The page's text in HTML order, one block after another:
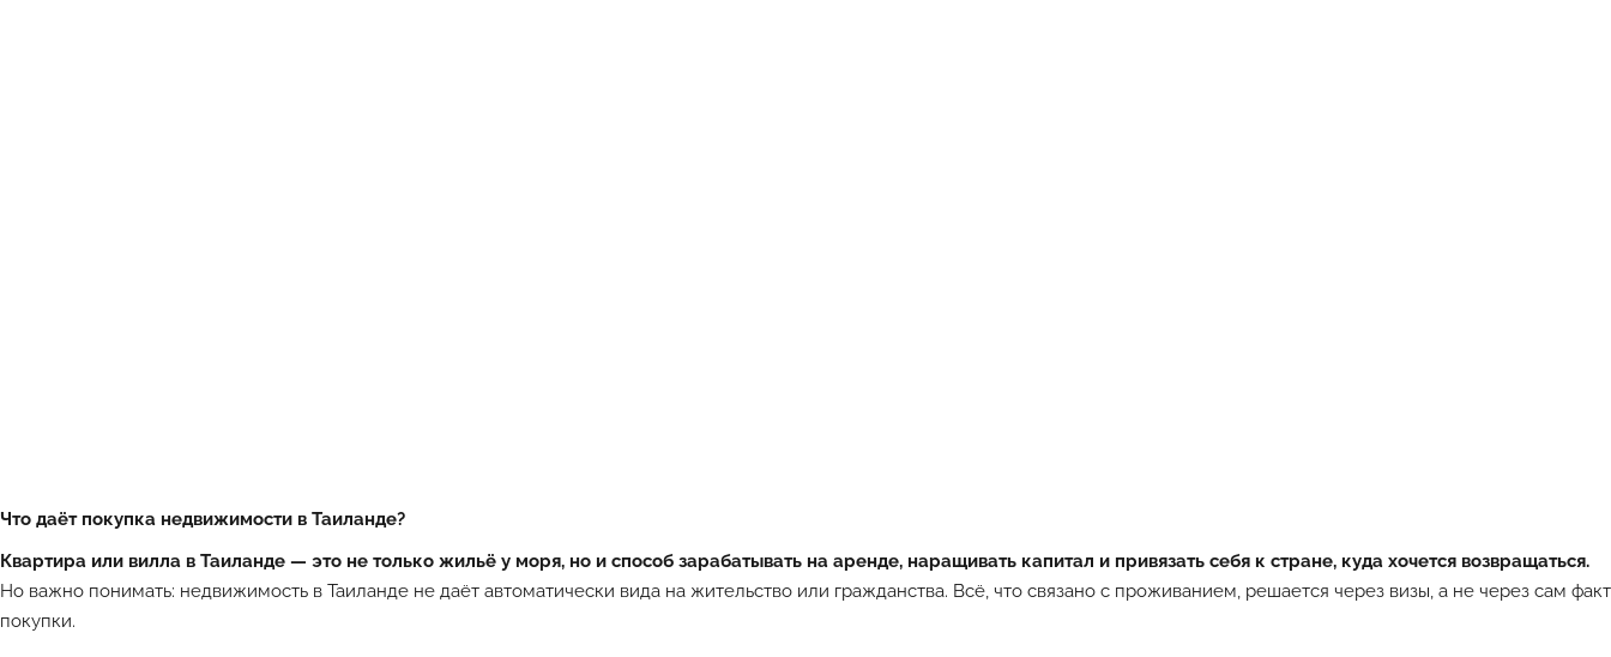
Что даёт покупка недвижимости в Таиланде?
Квартира или вилла в Таиланде — это не только жильё у моря, но и способ зарабатывать на аренде, наращивать капитал и привязать себя к стране, куда хочется возвращаться.
Но важно понимать: недвижимость в Таиланде не даёт автоматически вида на жительство или гражданства. Всё, что связано с проживанием, решается через визы, а не через сам факт
покупки.